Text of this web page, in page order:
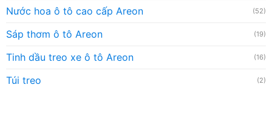
Nước hoa ô tô cao cấp Areon (52)
Sáp thơm ô tô Areon (19)
Tinh dầu treo xe ô tô Areon (16)
Túi treo (2)